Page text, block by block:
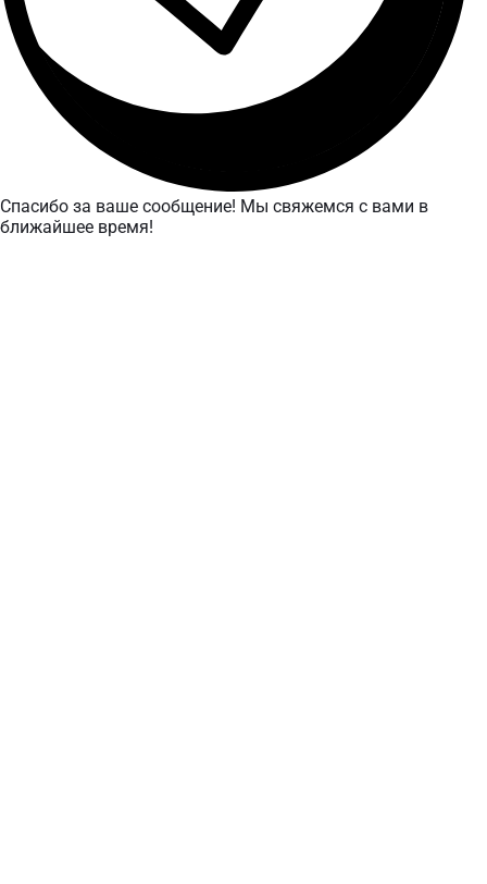
Спасибо за ваше сообщение! Мы свяжемся с вами в
ближайшее время!